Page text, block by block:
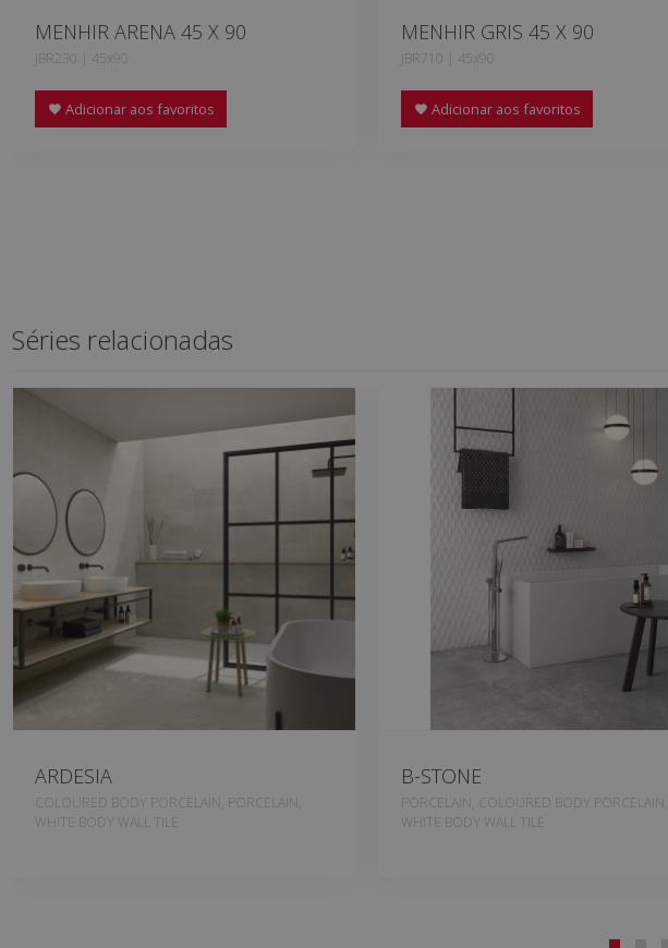
MENHIR ARENA 45 X 90
JBR230 | 45x90
Adicionar aos favoritos
MENHIR GRIS 45 X 90
JBR710 | 45x90
Adicionar aos favoritos
Séries relacionadas
ARDESIA
COLOURED BODY PORCELAIN, PORCELAIN,
WHITE BODY WALL TILE
B-STONE
PORCELAIN, COLOURED BODY PORCELAIN,
WHITE BODY WALL TILE